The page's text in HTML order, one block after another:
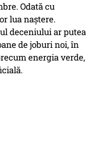
Odată cu
lua naștere.
deceniului ar putea
de joburi noi, în
energia verde,